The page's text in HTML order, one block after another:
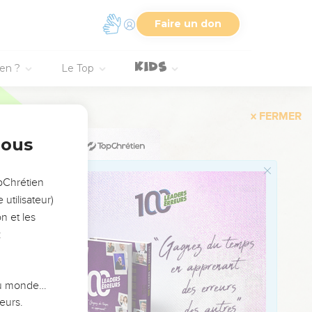
Faire un don
? Le Top
:
non plus ne
celle d’un homme
se séparerait pas de
utilisateur)
et les
monde…